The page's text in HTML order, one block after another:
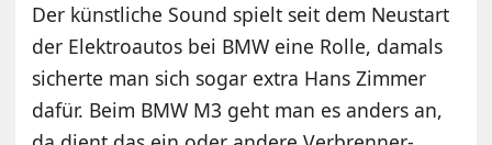
Der künstliche Sound spielt seit dem Neustart
der Elektroautos bei BMW eine Rolle, damals
sicherte man sich sogar extra Hans Zimmer
dafür. Beim BMW M3 geht man es anders an,